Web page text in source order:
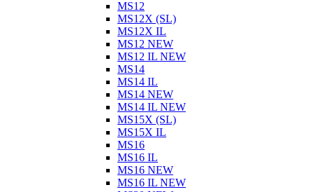
MS12
MS12X (SL)
MS12X IL
MS12 NEW
MS12 IL NEW
MS14
MS14 IL
MS14 NEW
MS14 IL NEW
MS15X (SL)
MS15X IL
MS16
MS16 IL
MS16 NEW
MS16 IL NEW